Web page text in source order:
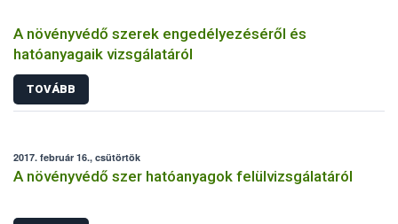
A növényvédő szerek engedélyezéséről és
hatóanyagaik vizsgálatáról
TOVÁBB
2017. február 16., csütörtök
A növényvédő szer hatóanyagok felülvizsgálatáról